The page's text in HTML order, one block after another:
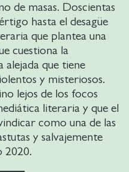
de masas. Doscientas
hasta el desagüe
que plantea una
cuestiona la
que tiene
y misteriosos.
lejos de los focos
literaria y que el
como una de las
y salvajemente
2020.